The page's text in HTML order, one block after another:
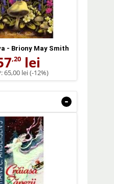
Von
- Briony May Smith
,20 lei
65,00 lei(-12%)
-